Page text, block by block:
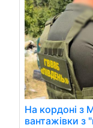
На кордоні з
вантажівки